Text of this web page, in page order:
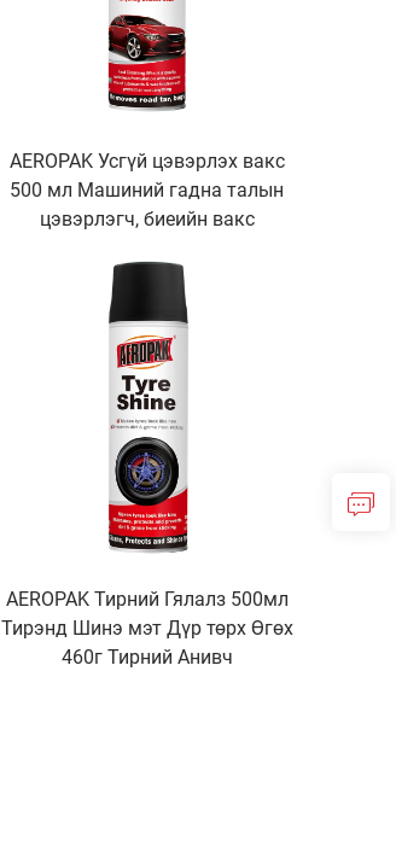
AEROPAK Усгүй цэвэрлэх вакс
500 мл Машиний гадна талын
цэвэрлэгч, биеийн вакс
AEROPAK Тирний Гялалз 500мл
Тирэнд Шинэ мэт Дүр төрх Өгөх
460г Тирний Анивч